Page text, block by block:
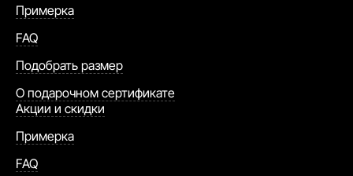
Примерка
FAQ
Подобрать размер
О подарочном сертификате
Акции и скидки
Примерка
FAQ